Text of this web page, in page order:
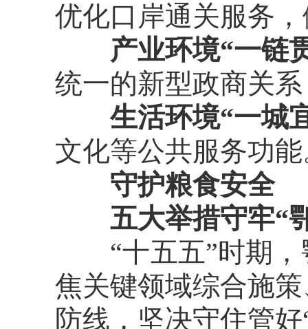
优化口岸通关服务
产业环境“一链
统一的新型政商关
生活环境“一城
文化等公共服务功
守护粮食安全
五大举措守牢“
“十五五”时期，
焦关键领域综合施
防线，坚决守住管